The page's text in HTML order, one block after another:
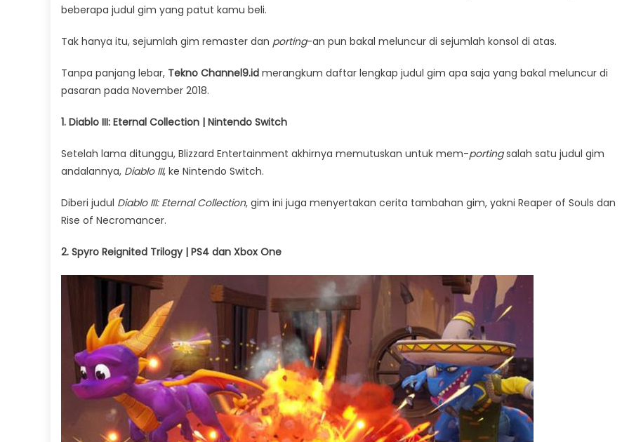
beberapa judul gim yang patut kamu beli.
Tak hanya itu, sejumlah gim remaster dan porting-an pun bakal meluncur di sejumlah konsol di atas.
Tanpa panjang lebar, Tekno Channel9.id merangkum daftar lengkap judul gim apa saja yang bakal meluncur di
pasaran pada November 2018.
1. Diablo III: Eternal Collection | Nintendo Switch
Setelah lama ditunggu, Blizzard Entertainment akhirnya memutuskan untuk mem-portingsalah satu judul gim
andalannya, Diablo III, ke Nintendo Switch.
Diberi judul Diablo III: Eternal Collection, gim ini juga menyertakan cerita tambahan gim, yakni Reaper of Souls dan
Rise of Necromancer.
2. Spyro Reignited Trilogy | PS4 dan Xbox One